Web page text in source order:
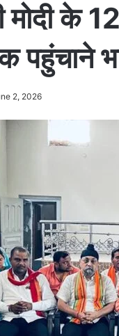
मोदी के
2, 2026